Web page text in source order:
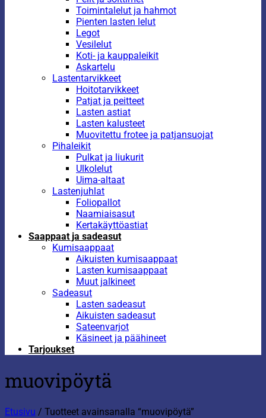
Toimintalelut ja hahmot
Pienten lasten lelut
Legot
Vesilelut
Koti- ja kauppaleikit
Askartelu
Lastentarvikkeet
Hoitotarvikkeet
Patjat ja peitteet
Lasten astiat
Lasten kalusteet
Muovitettu frotee ja patjansuojat
Pihaleikit
Pulkat ja liukurit
Ulkolelut
Uima-altaat
Lastenjuhlat
Foliopallot
Naamiaisasut
Kertakäyttöastiat
Saappaat ja sadeasut
Kumisaappaat
Aikuisten kumisaappaat
Lasten kumisaappaat
Muut jalkineet
Sadeasut
Lasten sadeasut
Aikuisten sadeasut
Sateenvarjot
Käsineet ja päähineet
Tarjoukset
muovipöytä
Etusivu / Tuotteet avainsanalla “muovipöytä”